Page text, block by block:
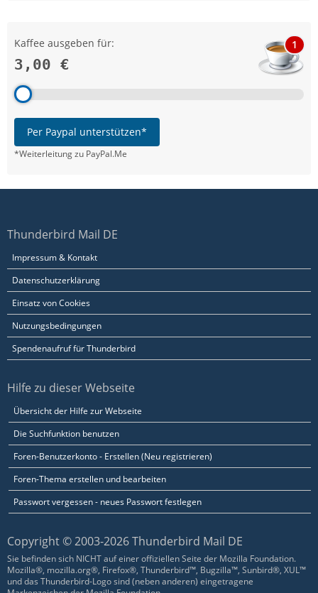
Kaffee ausgeben für:
3,00 €
1
Per Paypal unterstützen*
*Weiterleitung zu PayPal.Me
Thunderbird Mail DE
Impressum & Kontakt
Datenschutzerklärung
Einsatz von Cookies
Nutzungsbedingungen
Spendenaufruf für Thunderbird
Hilfe zu dieser Webseite
Übersicht der Hilfe zur Webseite
Die Suchfunktion benutzen
Foren-Benutzerkonto - Erstellen (Neu registrieren)
Foren-Thema erstellen und bearbeiten
Passwort vergessen - neues Passwort festlegen
Copyright © 2003-2026 Thunderbird Mail DE
Sie befinden sich NICHT auf einer offiziellen Seite der Mozilla Foundation.
Mozilla®, mozilla.org®, Firefox®, Thunderbird™, Bugzilla™, Sunbird®, XUL™
und das Thunderbird-Logo sind (neben anderen) eingetragene